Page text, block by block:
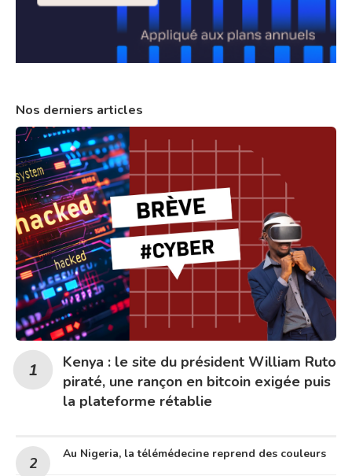
Nos derniers articles
Kenya : le site du président William Ruto
piraté, une rançon en bitcoin exigée puis
la plateforme rétablie
Au Nigeria, la télémédecine reprend des couleurs